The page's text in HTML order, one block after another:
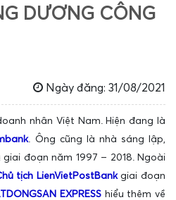
DƯƠNG CÔNG
Ngày đăng: 31/08/2021
nhân Việt Nam. Hiện đang là
. Ông cũng là nhà sáng lập,
đoạn năm 1997 – 2018. Ngoài
tịch LienVietPostBankgiai đoạn
EXPRESS hiểu thêm về